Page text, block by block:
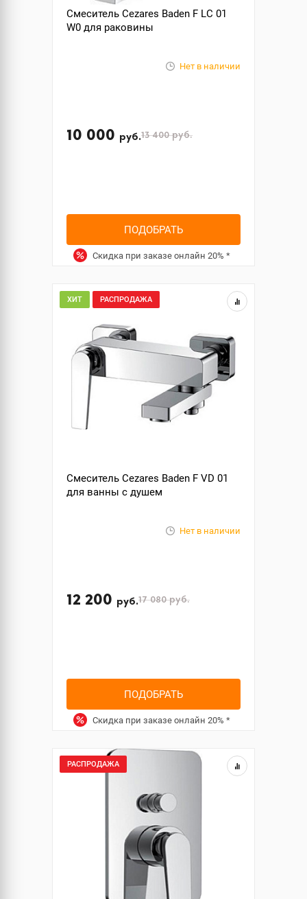
Смеситель Cezares Baden F LC 01
W0 для раковины
Нет в наличии
10 000 руб.13 400руб.
ПОДОБРАТЬ
Скидка при заказе онлайн 20% *
ХИТ РАСПРОДАЖА
Смеситель Cezares Baden F VD 01
для ванны с душем
Нет в наличии
12 200 руб.17 080руб.
ПОДОБРАТЬ
Скидка при заказе онлайн 20% *
РАСПРОДАЖА